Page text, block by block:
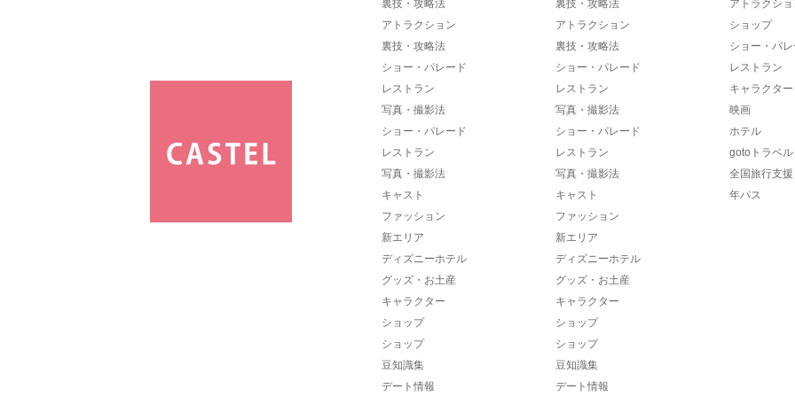
裏技・攻略法
アトラクション
裏技・攻略法
ショー・パレード
レストラン
写真・撮影法
ショー・パレード
レストラン
写真・撮影法
キャスト
ファッション
新エリア
ディズニーホテル
グッズ・お土産
キャラクター
ショップ
ショップ
豆知識集
デート情報
裏技・攻略法
アトラクション
裏技・攻略法
ショー・パレード
レストラン
写真・撮影法
ショー・パレード
レストラン
写真・撮影法
キャスト
ファッション
新エリア
ディズニーホテル
グッズ・お土産
キャラクター
ショップ
ショップ
豆知識集
デート情報
アトラクシ
ショップ
ショー・パ
レストラン
キャラクター
映画
ホテル
gotoトラベル
全国旅行支援
年パス